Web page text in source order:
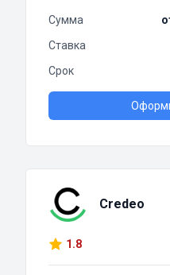
Сумма
Ставка
Срок
Credeo
1.8